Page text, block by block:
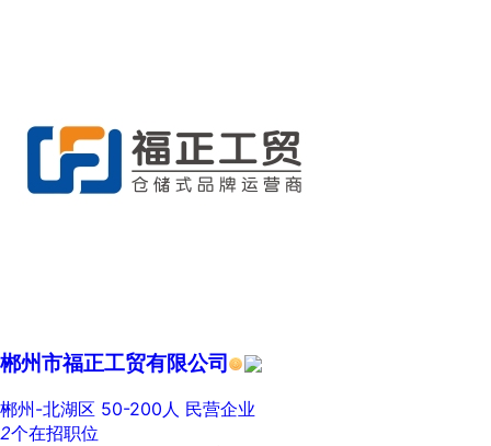
郴州市福正工贸有限公司
郴州-北湖区 50-200人 民营企业
2个在招职位